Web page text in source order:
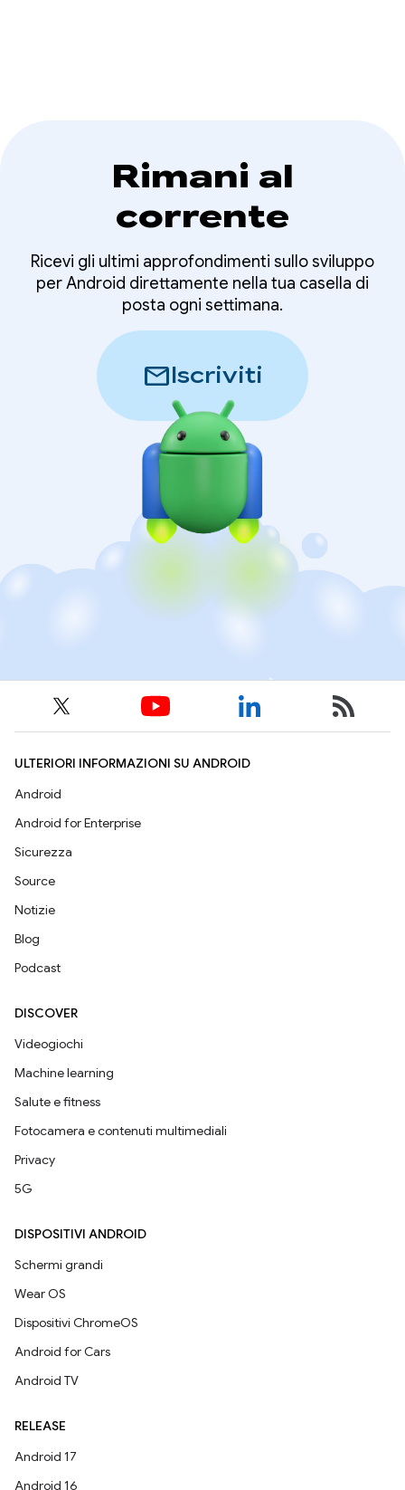
Rimani al
corrente
Ricevi gli ultimi approfondimenti sullo sviluppo
per Android direttamente nella tua casella di
posta ogni settimana.
mailIscriviti
ULTERIORI INFORMAZIONI SU ANDROID
Android
Android for Enterprise
Sicurezza
Source
Notizie
Blog
Podcast
DISCOVER
Videogiochi
Machine learning
Salute e fitness
Fotocamera e contenuti multimediali
Privacy
5G
DISPOSITIVI ANDROID
Schermi grandi
Wear OS
Dispositivi ChromeOS
Android for Cars
Android TV
RELEASE
Android 17
Android 16